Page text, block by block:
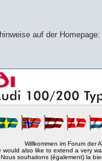
auf der Homepage:
Willkommen im Forum der
would also like to extend a very
Nous souhaitons (également) la